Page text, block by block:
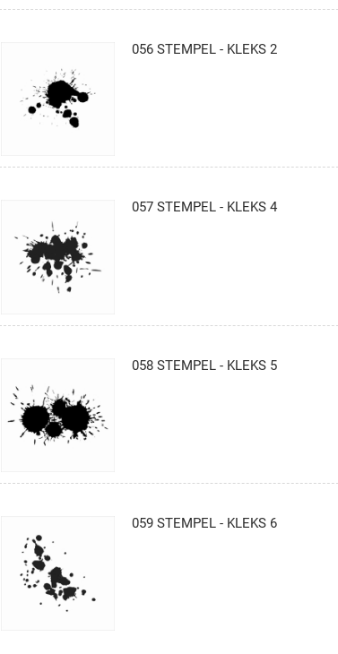
056 STEMPEL - KLEKS 2
057 STEMPEL - KLEKS 4
058 STEMPEL - KLEKS 5
059 STEMPEL - KLEKS 6